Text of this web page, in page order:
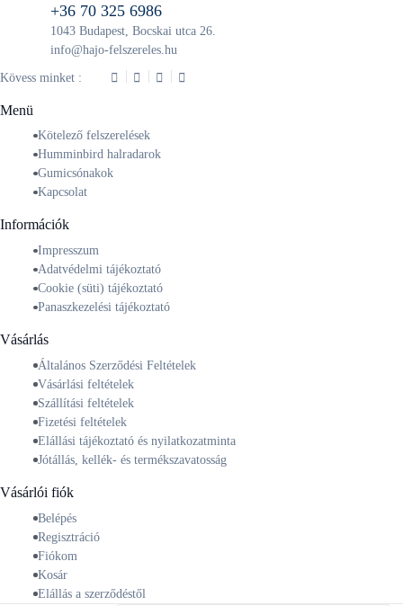
+36 70 325 6986
1043 Budapest, Bocskai utca 26.
info@hajo-felszereles.hu
Kövess minket :
Menü
Kötelező felszerelések
Humminbird halradarok
Gumicsónakok
Kapcsolat
Információk
Impresszum
Adatvédelmi tájékoztató
Cookie (süti) tájékoztató
Panaszkezelési tájékoztató
Vásárlás
Általános Szerződési Feltételek
Vásárlási feltételek
Szállítási feltételek
Fizetési feltételek
Elállási tájékoztató és nyilatkozatminta
Jótállás, kellék- és termékszavatosság
Vásárlói fiók
Belépés
Regisztráció
Fiókom
Kosár
Elállás a szerződéstől